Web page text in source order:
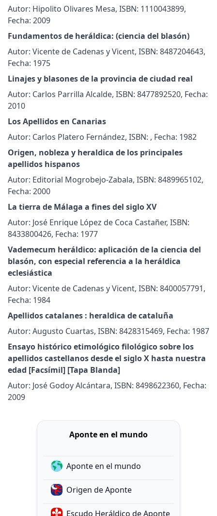
Autor: Hipolito Olivares Mesa, ISBN: 1110043899,
Fecha: 2009
Fundamentos de heráldica: (ciencia del blasón)
Autor: Vicente de Cadenas y Vicent, ISBN: 8487204643,
Fecha: 1975
Linajes y blasones de la provincia de ciudad real
Autor: Carlos Parrilla Alcalde, ISBN: 8477892520, Fecha:
2010
Los Apellidos en Canarias
Autor: Carlos Platero Fernández, ISBN: , Fecha: 1982
Origen, nobleza y heraldica de los principales
apellidos hispanos
Autor: Editorial Mogrobejo-Zabala, ISBN: 8489965102,
Fecha: 2000
La tierra de Málaga a fines del siglo XV
Autor: José Enrique López de Coca Castañer, ISBN:
8433800426, Fecha: 1977
Vademecum heráldico: aplicación de la ciencia del
blasón, con especial referencia a la heráldica
eclesiástica
Autor: Vicente de Cadenas y Vicent, ISBN: 8400057791,
Fecha: 1984
Apellidos catalanes : heraldica de cataluña
Autor: Augusto Cuartas, ISBN: 8428315469, Fecha: 1987
Ensayo histórico etimológico filológico sobre los
apellidos castellanos desde el siglo X hasta nuestra
edad [Facsímil] [Tapa Blanda]
Autor: José Godoy Alcántara, ISBN: 8498622360, Fecha:
2009
Aponte en el mundo
Aponte en el mundo
Origen de Aponte
Escudo Heráldico de Aponte